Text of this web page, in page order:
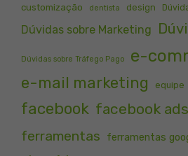
customização dentista design
Dúvidas sobre Marketing
Dúvidas sobre Tráfego Pago e-
e-mail marketing equipe
facebook facebook ads
ferramentas ferramentas